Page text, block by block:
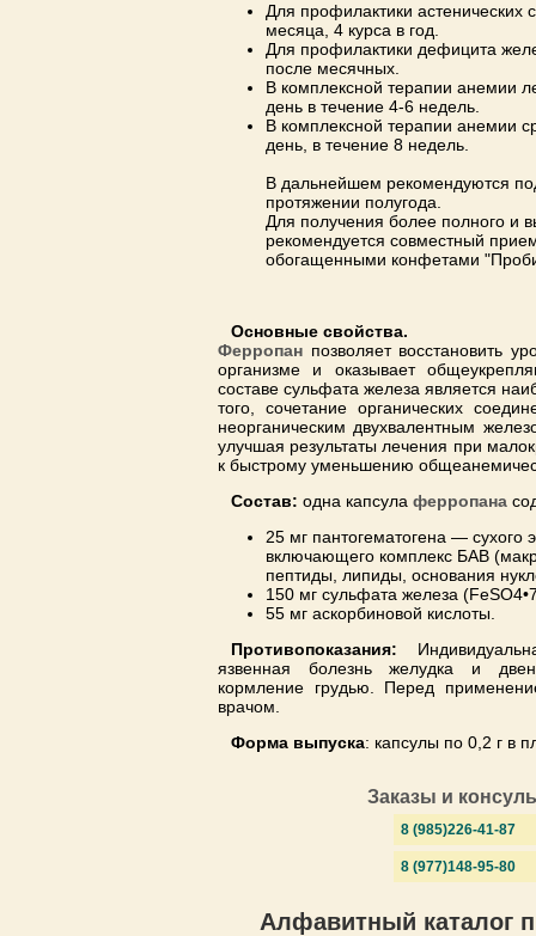
Для профилактики астенических
месяца, 4 курса в год.
Для профилактики дефицита
после месячных.
В комплексной терапии анемии
день в течение 4-6 недель.
В комплексной терапии анемии
день, в течение 8 недель.
В дальнейшем рекомендуются
протяжении полугода.
Для получения более полного и
рекомендуется совместный
обогащенными конфетами
Основные cвойства.
Ферропан позволяет восстановить
организме и оказывает
составе сульфата железа является
того, сочетание органических
неорганическим двухвалентным
улучшая результаты лечения при
к быстрому уменьшению
Состав: одна капсула ферропана
25 мг пантогематогена — сухого
включающего комплекс БАВ
пептиды, липиды, основания
150 мг сульфата железа
55 мг аскорбиновой кислоты.
Противопоказания:
язвенная болезнь желудка и
кормление грудью. Перед
врачом.
Форма выпуска: капсулы по 0,2 г в
Заказы и
8 (985)226-41-87
8 (977)148-95-80
Алфавитный каталог